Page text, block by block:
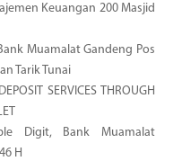
Keuangan 200 Masjid
Muamalat Gandeng Pos
Tarik Tunai
SERVICES THROUGH
Digit, Bank Muamalat
H